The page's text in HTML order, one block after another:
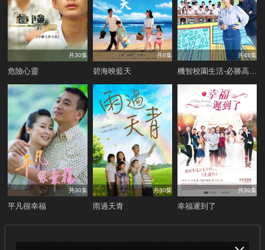
共30集
危險心靈
共8集
碧海映藍天
共48集
機智校園生活-必勝高三生
共30集
平凡很幸福
共30集
雨過天青
共30集
幸福遲到了